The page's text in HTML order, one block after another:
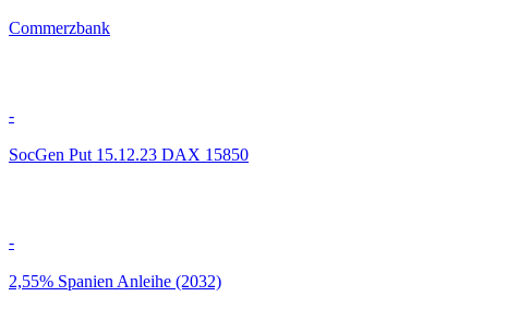
Commerzbank
-
SocGen Put 15.12.23 DAX 15850
-
2,55% Spanien Anleihe (2032)